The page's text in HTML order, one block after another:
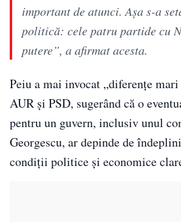
important de atunci. Așa s-a
politică: cele patru partide cu
putere”, a afirmat acesta.
Peiu a mai invocat „diferențe
AUR și PSD, sugerând că o
pentru un guvern, inclusiv unul
Georgescu, ar depinde de
condiții politice și economice